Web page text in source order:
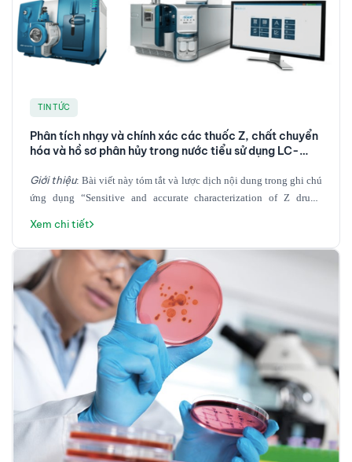
chloesterol trong mẫu sinh học. Về người dịch, TS. Lê Sĩ
Hưng, tốt nghiệp tiến sĩ tại đại học BOKU Vienna (Cộng hoà
Áo) ngành hoá phân tích, đã có trên 10 năm kinh nghiệm
làm việc với các thiết bị khối phổ, tập trung vào ứng dụng
TIN TỨC
Phân tích nhạy và chính xác các thuốc Z, chất chuyển
hóa và hồ sơ phân hủy trong nước tiểu sử dụng LC-
Giới thiệu: Bài viết này tóm tắt và lược dịch nội dung trong ghi chú
ứng dụng “Sensitive and accurate characterization of Z drugs,
quan tới khối phổ thời gian bay (Time of Flight) khối phổ ba tứ cực
(Triple Quad), và trình bày quan điểm của tác giả liên quan tới việc
sàng lọc, phân tích nhạy và định danh tin cậy các chất liên quan
trong nền mẫu nước tiểu. Về người dịch, TS. Lê Sĩ Hưng, tốt nghiệp
tiến sĩ tại đại học BOKU Vienna (Cộng hoà Áo) ngành hoá phân
tích, đã có trên 10 năm kinh nghiệm làm việc với các thiết bị khối
phổ, tập trung vào ứng dụng các kỹ thuật khối phổ trong phân tích
các chất chuyển hoá và protein trong các đối tượng mẫu sinh học,
ORCID: 0000-0002-0762-3492
Xem chi tiết